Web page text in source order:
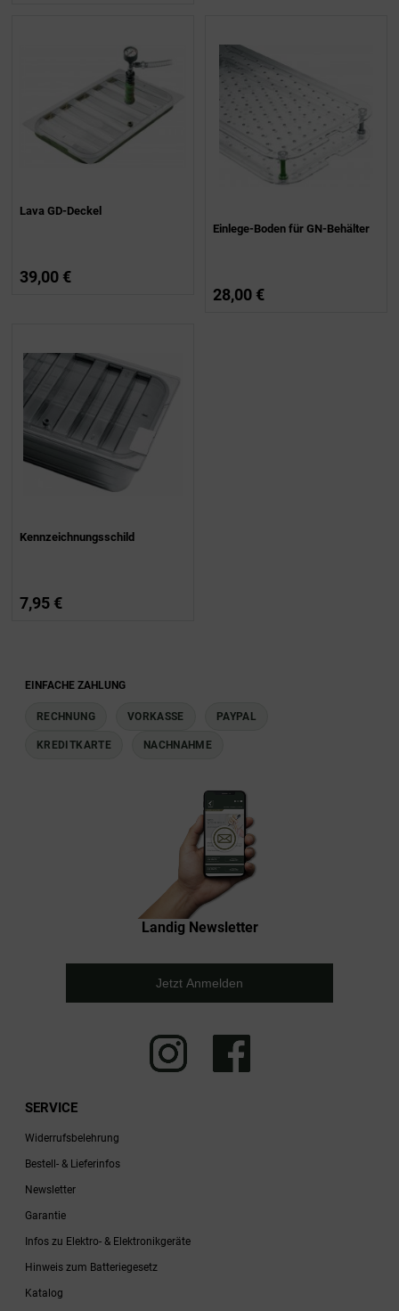
Lava GD-Deckel
39,00 €
Einlege-Boden für GN-Behälter
28,00 €
Kennzeichnungsschild
7,95 €
EINFACHE ZAHLUNG
RECHNUNG VORKASSE PAYPAL
KREDITKARTE NACHNAHME
Landig Newsletter
Jetzt Anmelden
SERVICE
Widerrufsbelehrung
Bestell- & Lieferinfos
Newsletter
Garantie
Infos zu Elektro- & Elektronikgeräte
Hinweis zum Batteriegesetz
Katalog